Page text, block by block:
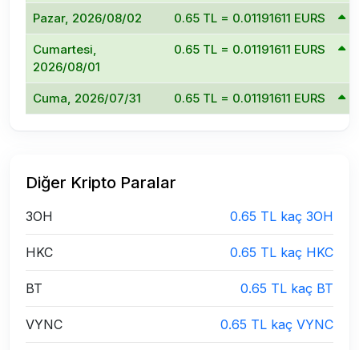
Pazar, 2026/08/02 0.65 TL = 0.01191611 EURS
Cumartesi,
2026/08/01
0.65 TL = 0.01191611 EURS
Cuma, 2026/07/31 0.65 TL = 0.01191611 EURS
Diğer Kripto Paralar
3OH 0.65 TL kaç 3OH
HKC 0.65 TL kaç HKC
BT 0.65 TL kaç BT
VYNC 0.65 TL kaç VYNC